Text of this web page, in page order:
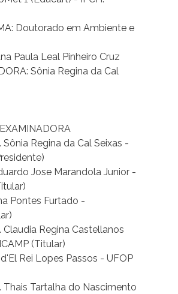
Doutorado em Ambiente e
Paula Leal Pinheiro Cruz
Sônia Regina da Cal
Sônia Regina da Cal Seixas -
Jose Marandola Junior -
Pontes Furtado -
Claudia Regina Castellanos
(Titular)
Rei Lopes Passos - UFOP
Thais Tartalha do Nascimento